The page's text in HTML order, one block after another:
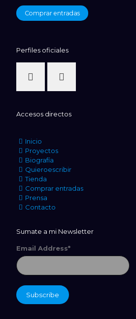
Comprar entradas
Perfiles oficiales
Accesos directos
Inicio
Proyectos
Biografía
Quieroescribir
Tienda
Comprar entradas
Prensa
Contacto
Sumate a mi Newsletter
Email Address*